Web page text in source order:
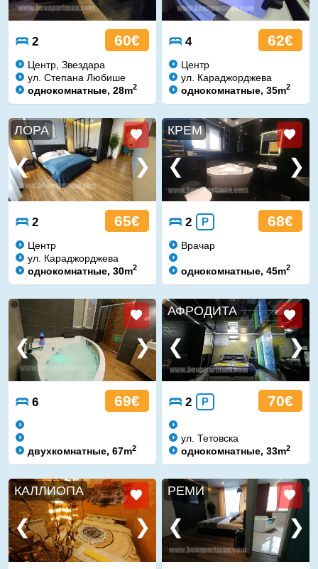
2 60€
Центр, Звездара
ул. Степана Любише
однокомнатные, 28m2
4 62€
Центр
ул. Караджорджева
однокомнатные, 35m2
ЛОРА
2 65€
Центр
ул. Караджорджева
однокомнатные, 30m2
КРЕМ
2 P 68€
Врачар
однокомнатные, 45m2
6 69€
двухкомнатные, 67m2
АФРОДИТА
2 P 70€
ул. Тетовска
однокомнатные, 33m2
КАЛЛИОПА РЕМИ